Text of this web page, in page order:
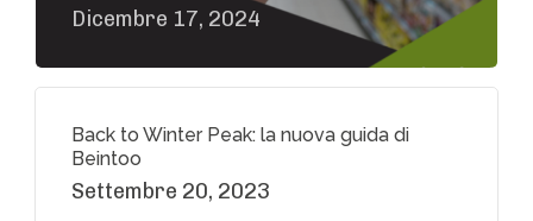
Dicembre 17, 2024
Back to Winter Peak: la nuova guida di
Beintoo
Settembre 20, 2023